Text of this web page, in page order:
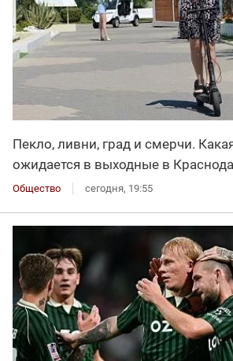
Пекло, ливни, град и смерчи.
ожидается в выходные в
Общество сегодня, 19:55